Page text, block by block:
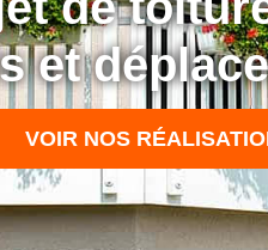
et
VOIR NOS